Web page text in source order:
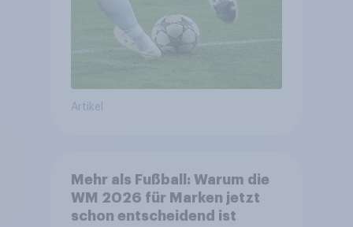
Artikel
Mehr als Fußball: Warum die
WM 2026 für Marken jetzt
schon entscheidend ist